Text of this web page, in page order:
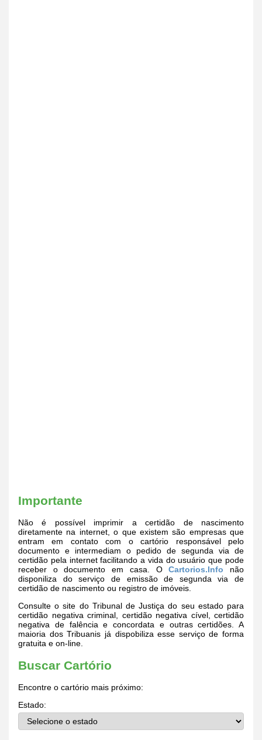
Importante
Não é possível imprimir a certidão de nascimento
diretamente na internet, o que existem são empresas que
entram em contato com o cartório responsável pelo
documento e intermediam o pedido de segunda via de
certidão pela internet facilitando a vida do usuário que pode
receber o documento em casa. OCartorios.Info não
disponiliza do serviço de emissão de segunda via de
certidão de nascimento ou registro de imóveis.
Consulte o site do Tribunal de Justiça do seu estado para
certidão negativa criminal, certidão negativa cível, certidão
negativa de falência e concordata e outras certidões. A
maioria dos Tribuanis já dispobiliza esse serviço de forma
gratuita e on-line.
Buscar Cartório
Encontre o cartório mais próximo:
Estado: